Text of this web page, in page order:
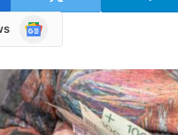
Google